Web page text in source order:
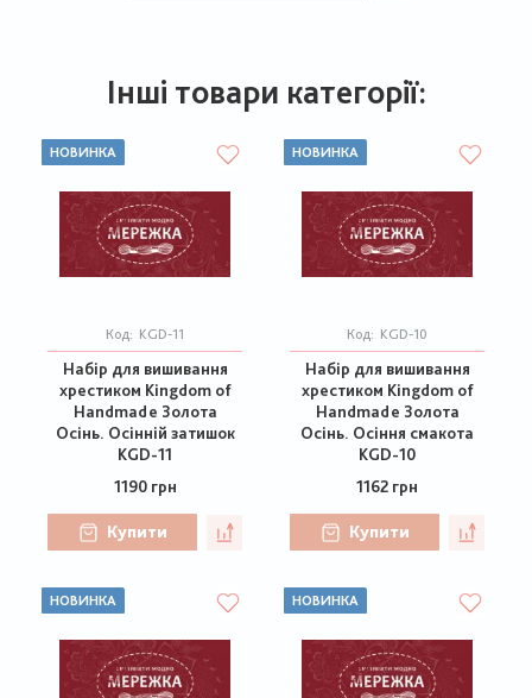
Інші товари категорії:
НОВИНКА
Код: KGD-11
Набір для вишивання
хрестиком Kingdom of
Handmade Золота
Осінь. Осінній затишок
KGD-11
1190 грн
Купити
НОВИНКА
Код: KGD-10
Набір для вишивання
хрестиком Kingdom of
Handmade Золота
Осінь. Осіння смакота
KGD-10
1162 грн
Купити
НОВИНКА НОВИНКА